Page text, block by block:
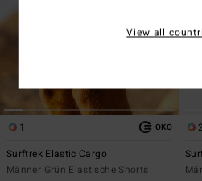
1 ÖKO
Surftrek Elastic Cargo
Männer Grün Elastische Shorts
2
View all